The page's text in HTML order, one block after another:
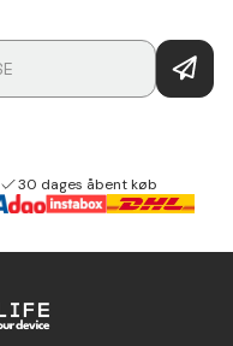
30 dages åbent køb